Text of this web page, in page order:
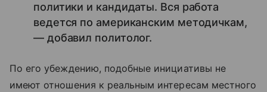
политики и кандидаты. Вся работа
ведется по американским методичкам,
— добавил политолог.
По его убеждению, подобные инициативы не
имеют отношения к реальным интересам местного